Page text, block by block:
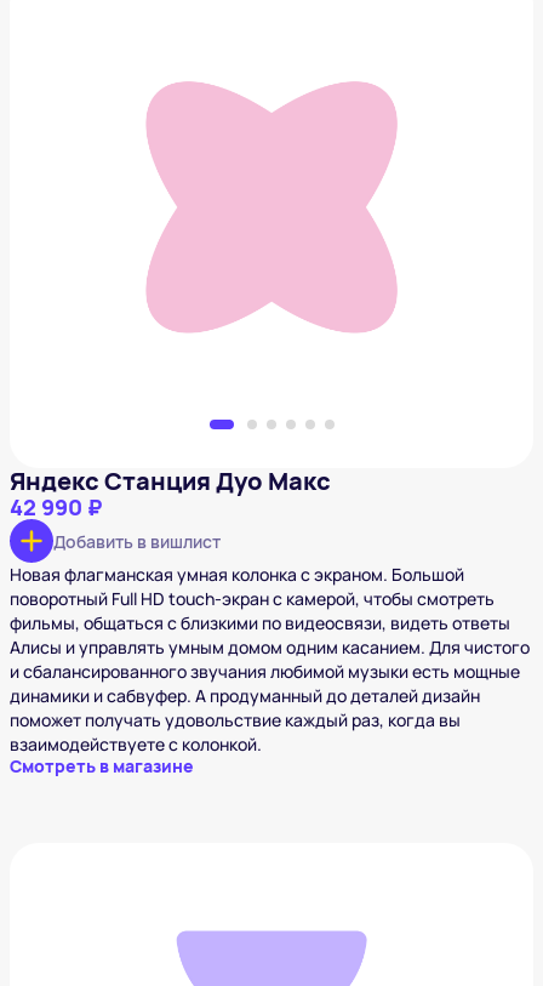
Яндекс Станция Дуо Макс
Яндекс Станция Дуо Макс
42 990 ₽
Добавить в вишлист
Новая флагманская умная колонка с экраном. Большой
поворотный Full HD touch-экран с камерой, чтобы смотреть
фильмы, общаться с близкими по видеосвязи, видеть ответы
Алисы и управлять умным домом одним касанием. Для чистого
и сбалансированного звучания любимой музыки есть мощные
динамики и сабвуфер. А продуманный до деталей дизайн
поможет получать удовольствие каждый раз, когда вы
взаимодействуете с колонкой.
Смотреть в магазине